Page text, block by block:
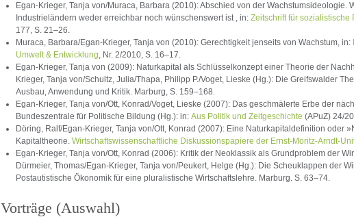
Egan-Krieger, Tanja von/Muraca, Barbara (2010): Abschied von der Wachstumsideologie.
Industrieländern weder erreichbar noch wünschenswert ist , in: Zeitschrift für sozialistische
177, S. 21–26.
Muraca, Barbara/Egan-Krieger, Tanja von (2010): Gerechtigkeit jenseits von Wachstum, in:
Umwelt & Entwicklung , Nr. 2/2010, S. 16–17.
Egan-Krieger, Tanja von (2009): Naturkapital als Schlüsselkonzept einer Theorie der
Krieger, Tanja von/Schultz, Julia/Thapa, Philipp P./Voget, Lieske (Hg.): Die Greifswalder
Ausbau, Anwendung und Kritik. Marburg, S. 159–168.
Egan-Krieger, Tanja von/Ott, Konrad/Voget, Lieske (2007): Das geschmälerte Erbe der
Bundeszentrale für Politische Bildung (Hg.): in: Aus Politik und Zeitgeschichte (APuZ) 24/
Döring, Ralf/Egan-Krieger, Tanja von/Ott, Konrad (2007): Eine Naturkapitaldefinition oder
Kapitaltheorie. Wirtschaftswissenschaftliche Diskussionspapiere der Ernst-Moritz-Arndt-
Egan-Krieger, Tanja von/Ott, Konrad (2006): Kritik der Neoklassik als Grundproblem der
Dürmeier, Thomas/Egan-Krieger, Tanja von/Peukert, Helge (Hg.): Die Scheuklappen der
Postautistische Ökonomik für eine pluralistische Wirtschaftslehre. Marburg. S. 63–74.
Vorträge (Auswahl)